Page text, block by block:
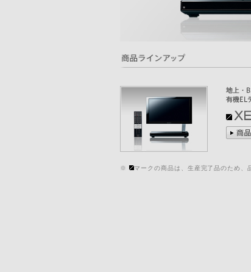
※ マークの商品は、生産完了品のため、